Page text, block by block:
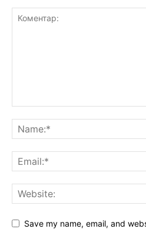
Save my name, email, and